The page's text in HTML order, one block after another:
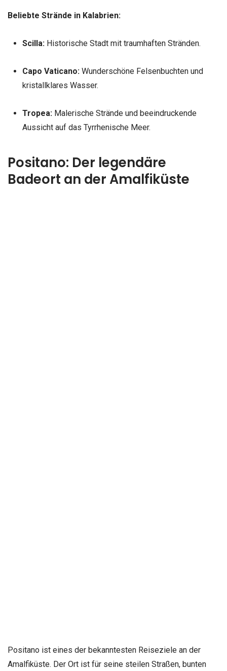
Beliebte Strände in Kalabrien:
Scilla:Historische Stadt mit traumhaften Stränden.
Capo Vaticano:Wunderschöne Felsenbuchten und
kristallklares Wasser.
Tropea:Malerische Strände und beeindruckende
Aussicht auf das Tyrrhenische Meer.
Positano: Der legendäre
Badeort an der Amalfiküste
Positano ist eines der bekanntesten Reiseziele an der
Amalfiküste. Der Ort ist für seine steilen Straßen, bunten